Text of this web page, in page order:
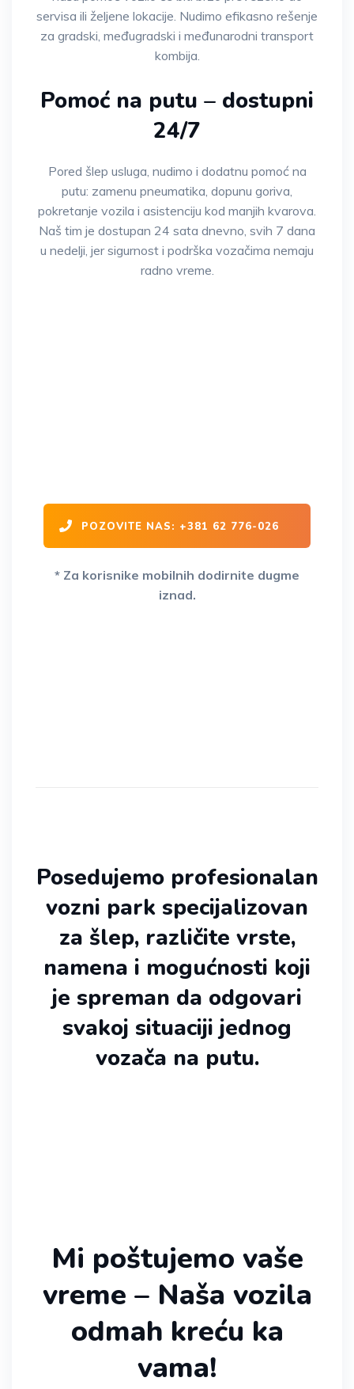
servisa ili željene lokacije. Nudimo efikasno rešenje
za gradski, međugradski i međunarodni transport
kombija.
Pomoć na putu – dostupni
24/7
Pored šlep usluga, nudimo i dodatnu pomoć na
putu: zamenu pneumatika, dopunu goriva,
pokretanje vozila i asistenciju kod manjih kvarova.
Naš tim je dostupan 24 sata dnevno, svih 7 dana
u nedelji, jer sigurnost i podrška vozačima nemaju
radno vreme.
POZOVITE NAS: +381 62 776-026
* Za korisnike mobilnih dodirnite dugme
iznad.
Posedujemo profesionalan
vozni park specijalizovan
za šlep, različite vrste,
namena i mogućnosti koji
je spreman da odgovari
svakoj situaciji jednog
vozača na putu.
Mi poštujemo vaše
vreme – Naša vozila
odmah kreću ka
vama!